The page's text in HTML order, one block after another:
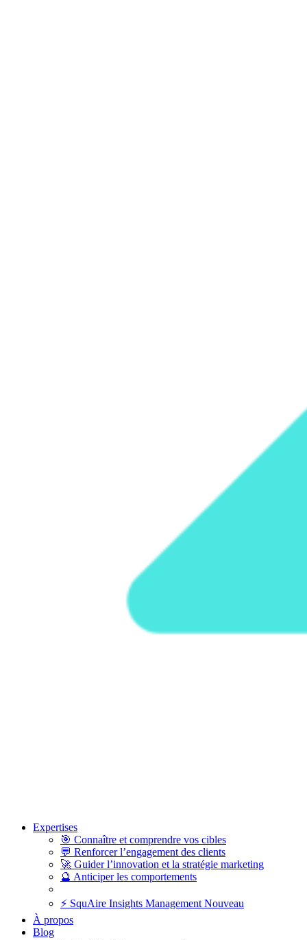
Expertises
🎯 Connaître et comprendre vos cibles
💬 Renforcer l’engagement des clients
🚀 Guider l’innovation et la stratégie marketing
🔮 Anticiper les comportements
⚡ SquAire Insights Management Nouveau
À propos
Blog